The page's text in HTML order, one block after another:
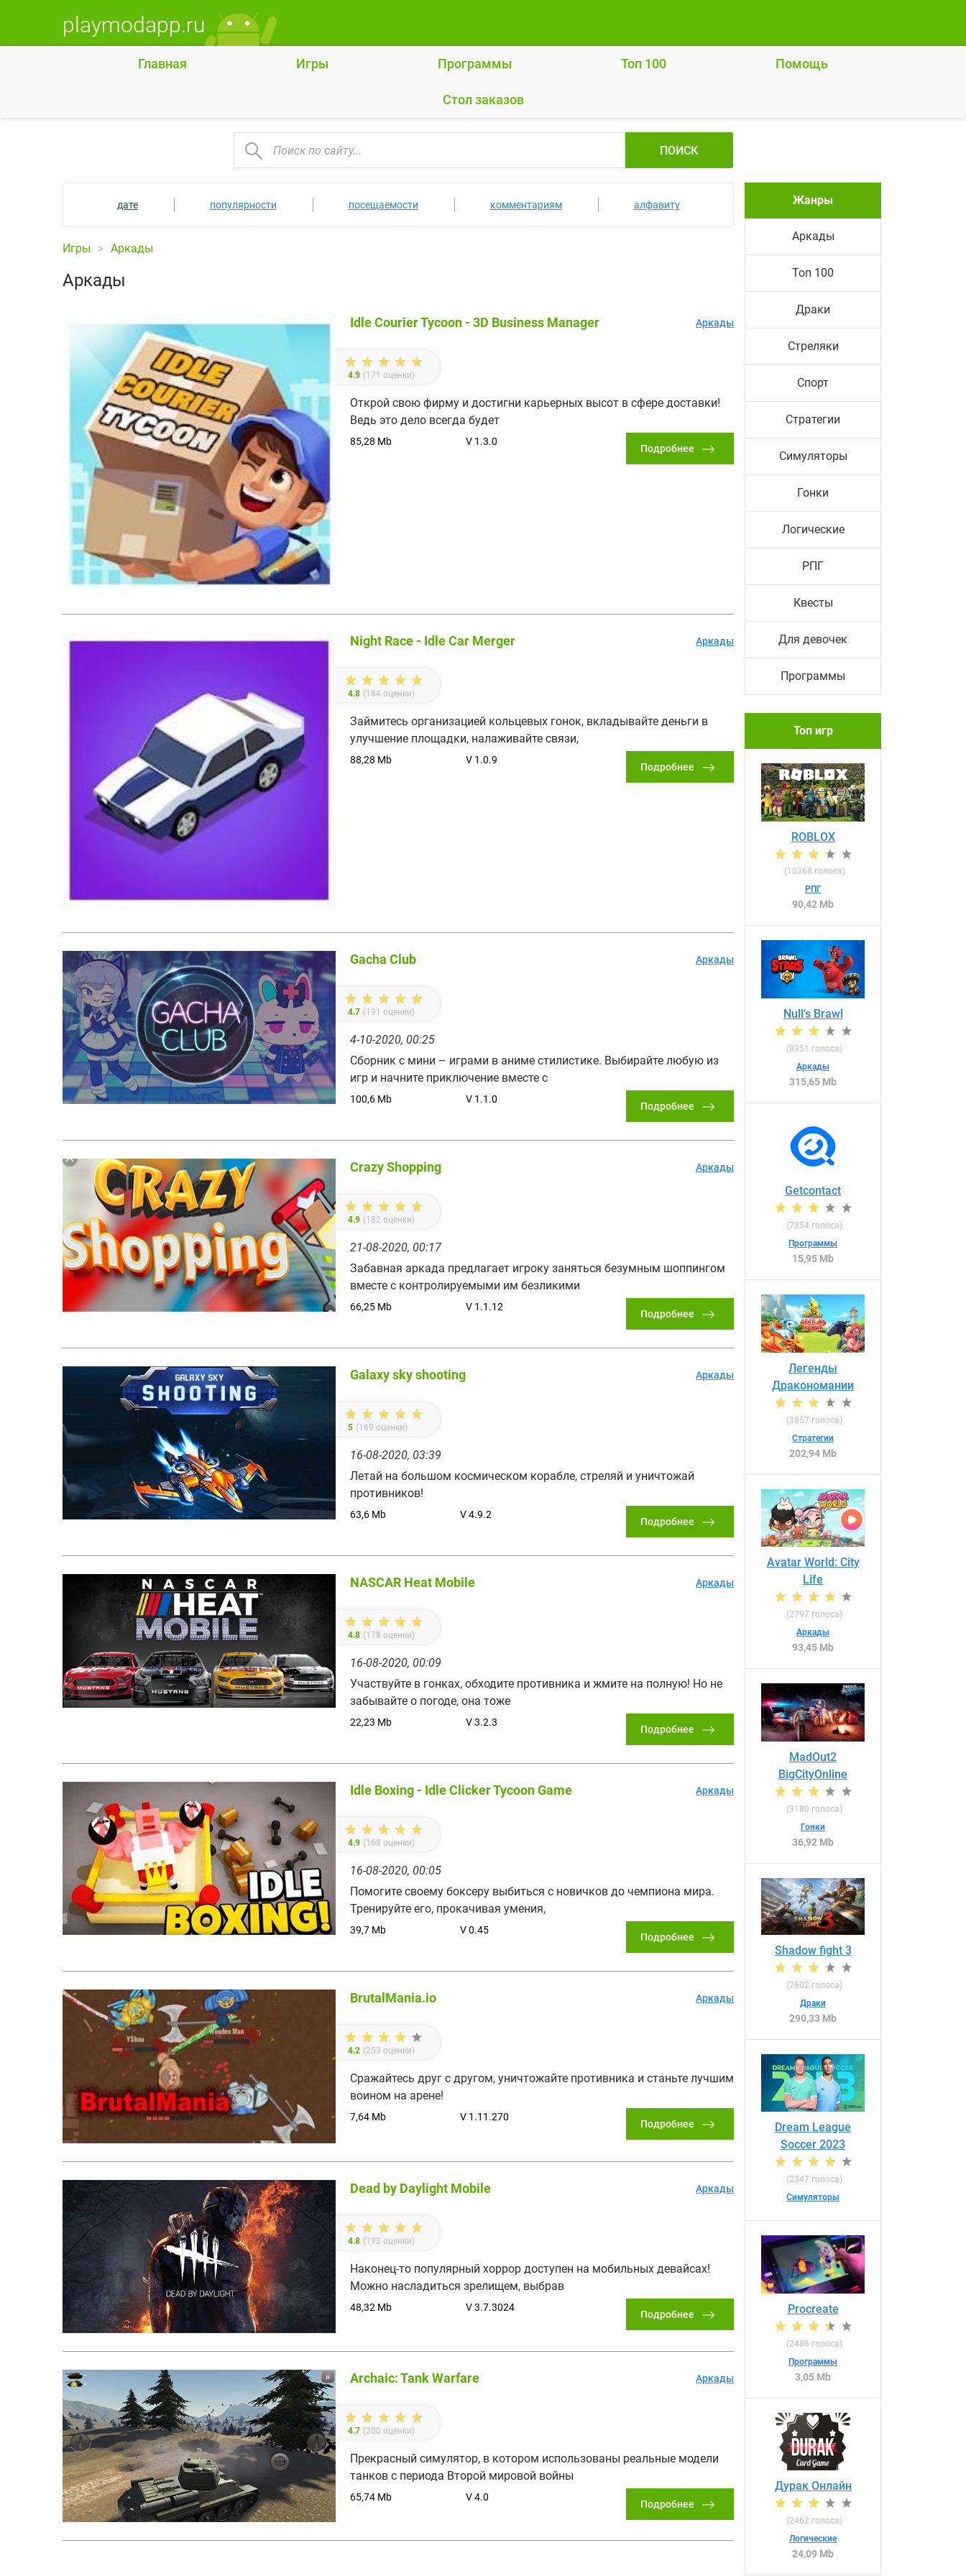
playmodapp.ru
Главная Игры Программы Топ 100 Помощь
Cтол заказов
ПОИСК
дате популярности посещаемости комментариям алфавиту
Игры Аркады
Аркады
Idle Courier Tycoon - 3D Business Manager
4.9 (171 оценки)
Открой свою фирму и достигни карьерных высот в сфере доставки!
Ведь это дело всегда будет
85,28 Mb V 1.3.0
Аркады
Подробнее
Night Race - Idle Car Merger
4.8 (184 оценки)
Займитесь организацией кольцевых гонок, вкладывайте деньги в
улучшение площадки, налаживайте связи,
88,28 Mb V 1.0.9
Аркады
Подробнее
Gacha Club
4.7 (191 оценки)
4-10-2020, 00:25
Сборник с мини – играми в аниме стилистике. Выбирайте любую из
игр и начните приключение вместе с
100,6 Mb V 1.1.0
Аркады
Подробнее
Crazy Shopping
4.9 (182 оценки)
21-08-2020, 00:17
Забавная аркада предлагает игроку заняться безумным шоппингом
вместе с контролируемыми им безликими
66,25 Mb V 1.1.12
Аркады
Подробнее
Galaxy sky shooting
5 (169 оценки)
16-08-2020, 03:39
Летай на большом космическом корабле, стреляй и уничтожай
противников!
63,6 Mb V 4.9.2
Аркады
Подробнее
NASCAR Heat Mobile
4.8 (178 оценки)
16-08-2020, 00:09
Участвуйте в гонках, обходите противника и жмите на полную! Но не
забывайте о погоде, она тоже
22,23 Mb V 3.2.3
Аркады
Подробнее
Idle Boxing - Idle Clicker Tycoon Game
4.9 (168 оценки)
16-08-2020, 00:05
Помогите своему боксеру выбиться с новичков до чемпиона мира.
Тренируйте его, прокачивая умения,
39,7 Mb V 0.45
Аркады
Подробнее
BrutalMania.io
4.2 (253 оценки)
Сражайтесь друг с другом, уничтожайте противника и станьте лучшим
воином на арене!
7,64 Mb V 1.11.270
Аркады
Подробнее
Dead by Daylight Mobile
4.8 (192 оценки)
Наконец-то популярный хоррор доступен на мобильных девайсах!
Можно насладиться зрелищем, выбрав
48,32 Mb V 3.7.3024
Аркады
Подробнее
Archaic: Tank Warfare
4.7 (200 оценки)
Прекрасный симулятор, в котором использованы реальные модели
танков с периода Второй мировой войны
65,74 Mb V 4.0
Аркады
Подробнее
Жанры
Аркады
Топ 100
Драки
Стреляки
Спорт
Стратегии
Симуляторы
Гонки
Логические
РПГ
Квесты
Для девочек
Программы
Топ игр
ROBLOX
(10368 голоса)
РПГ
90,42 Mb
Null's Brawl
(8351 голоса)
Аркады
315,65 Mb
Getcontact
(7354 голоса)
Программы
15,95 Mb
Легенды
Дракономании
(3857 голоса)
Стратегии
202,94 Mb
Avatar World: City
Life
(2797 голоса)
Аркады
93,45 Mb
MadOut2
BigCityOnline
(3180 голоса)
Гонки
36,92 Mb
Shadow fight 3
(2602 голоса)
Драки
290,33 Mb
Dream League
Soccer 2023
(2347 голоса)
Симуляторы
Procreate
(2486 голоса)
Программы
3,05 Mb
Дурак Онлайн
(2462 голоса)
Логические
24,09 Mb